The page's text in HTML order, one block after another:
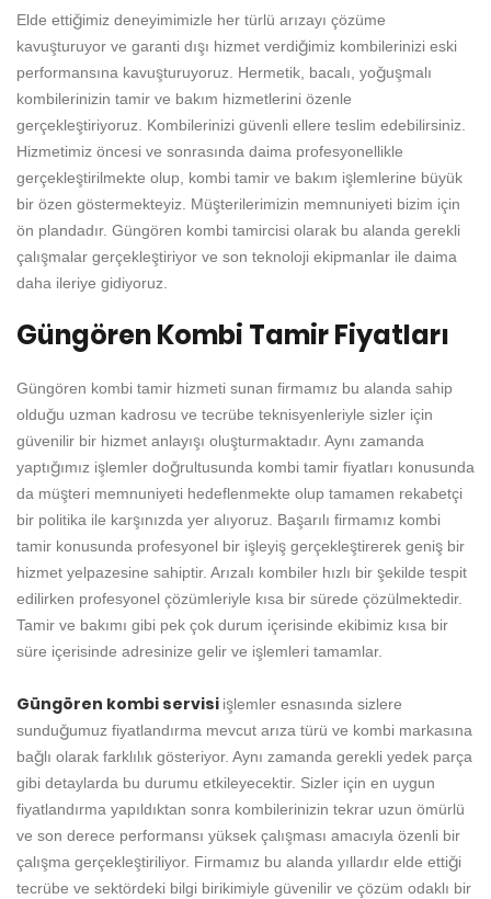
Elde ettiğimiz deneyimimizle her türlü arızayı çözüme
kavuşturuyor ve garanti dışı hizmet verdiğimiz kombilerinizi eski
performansına kavuşturuyoruz. Hermetik, bacalı, yoğuşmalı
kombilerinizin tamir ve bakım hizmetlerini özenle
gerçekleştiriyoruz. Kombilerinizi güvenli ellere teslim edebilirsiniz.
Hizmetimiz öncesi ve sonrasında daima profesyonellikle
gerçekleştirilmekte olup, kombi tamir ve bakım işlemlerine büyük
bir özen göstermekteyiz. Müşterilerimizin memnuniyeti bizim için
ön plandadır. Güngören kombi tamircisi olarak bu alanda gerekli
çalışmalar gerçekleştiriyor ve son teknoloji ekipmanlar ile daima
daha ileriye gidiyoruz.
Güngören Kombi Tamir Fiyatları
Güngören kombi tamir hizmeti sunan firmamız bu alanda sahip
olduğu uzman kadrosu ve tecrübe teknisyenleriyle sizler için
güvenilir bir hizmet anlayışı oluşturmaktadır. Aynı zamanda
yaptığımız işlemler doğrultusunda kombi tamir fiyatları konusunda
da müşteri memnuniyeti hedeflenmekte olup tamamen rekabetçi
bir politika ile karşınızda yer alıyoruz. Başarılı firmamız kombi
tamir konusunda profesyonel bir işleyiş gerçekleştirerek geniş bir
hizmet yelpazesine sahiptir. Arızalı kombiler hızlı bir şekilde tespit
edilirken profesyonel çözümleriyle kısa bir sürede çözülmektedir.
Tamir ve bakımı gibi pek çok durum içerisinde ekibimiz kısa bir
süre içerisinde adresinize gelir ve işlemleri tamamlar.
Güngören kombi servisi işlemler esnasında sizlere
sunduğumuz fiyatlandırma mevcut arıza türü ve kombi markasına
bağlı olarak farklılık gösteriyor. Aynı zamanda gerekli yedek parça
gibi detaylarda bu durumu etkileyecektir. Sizler için en uygun
fiyatlandırma yapıldıktan sonra kombilerinizin tekrar uzun ömürlü
ve son derece performansı yüksek çalışması amacıyla özenli bir
çalışma gerçekleştiriliyor. Firmamız bu alanda yıllardır elde ettiği
tecrübe ve sektördeki bilgi birikimiyle güvenilir ve çözüm odaklı bir